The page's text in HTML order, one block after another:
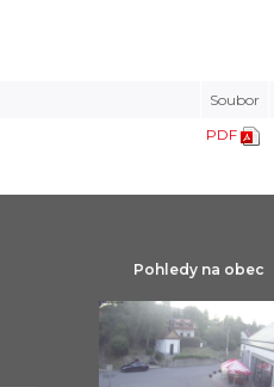
Soubor
PDF
Pohledy na obec